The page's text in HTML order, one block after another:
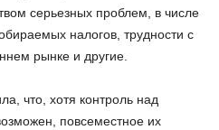
серьезных проблем, в числе
налогов, трудности с
рынке и другие.
что, хотя контроль над
повсеместное их